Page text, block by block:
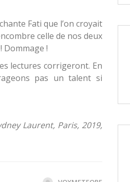
Fati que l’on croyait
celle de nos deux
!
lectures corrigeront. En
pas un talent si
Laurent, Paris, 2019,